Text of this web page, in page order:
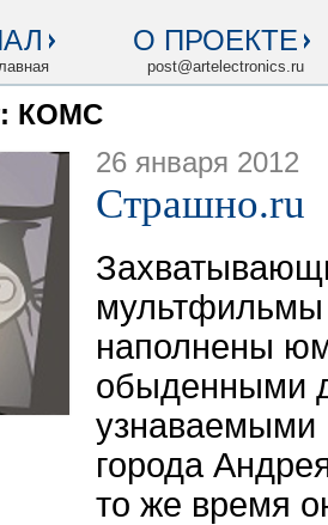
О ПРОЕКТЕ
post@artelectronics.ru
КОМС
26 января 2012
Страшно.ru
наполнены
обыденными
узнаваемыми
города
то же время